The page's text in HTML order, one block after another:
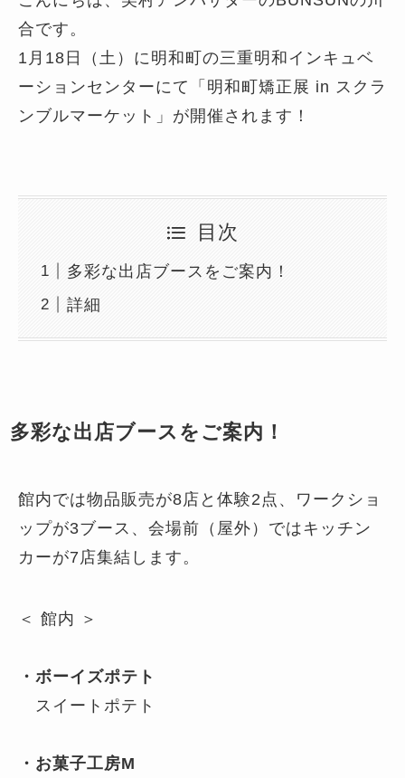
合です。
1月18日（土）に明和町の三重明和インキュベ
ーションセンターにて「明和町矯正展 in スクラ
ンブルマーケット」が開催されます！
目次
多彩な出店ブースをご案内！
詳細
多彩な出店ブースをご案内！
館内では物品販売が8店と体験2点、ワークショ
ップが3ブース、会場前（屋外）ではキッチン
カーが7店集結します。
＜ 館内 ＞
・ボーイズポテト
スイートポテト
・お菓子工房M